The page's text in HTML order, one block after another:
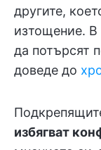
другите,
изтощение.
да потърсят
доведе до
избягват